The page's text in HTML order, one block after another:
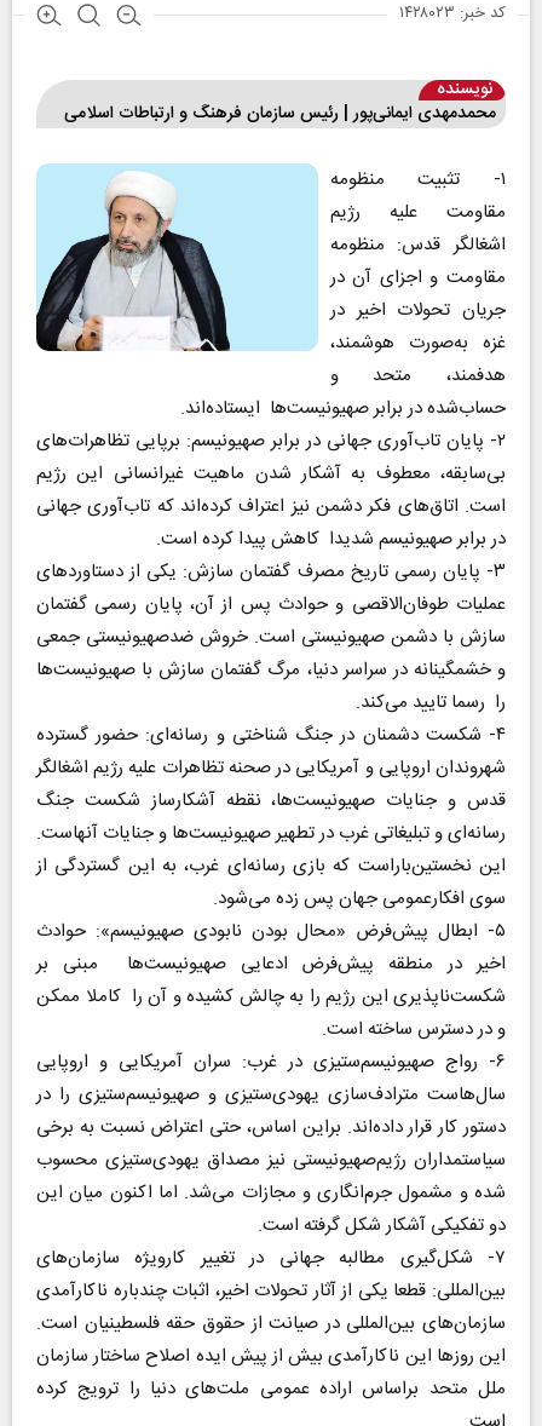
کد خبر: ۱۴۲۸۰۲۳
نویسنده
محمد‌مهدی ایمانی‌پور | رئیس سازمان فرهنگ و ارتباطات اسلامی
۱- تثبیت منظومه
مقاومت علیه رژیم
اشغالگر قدس‌: منظومه
مقاومت و اجزای آن در
جریان تحولات اخیر در
غزه به‌صورت هوشمند،
هدفمند، متحد و
حساب‌شده در برابر صهیونیست‌ها ایستاده‌اند.
۲- پایان تاب‌آوری جهانی در برابر صهیونیسم: برپایی تظاهرات‌های
بی‌سابقه، معطوف به آشکار شدن ماهیت غیرانسانی این رژیم
است. اتاق‌های فکر دشمن نیز اعتراف کرده‌اند که تاب‌آوری جهانی
در برابر صهیونیسم شدیدا کاهش پیدا کرده است.
۳- پایان رسمی تاریخ مصرف گفتمان سازش: یکی از دستاوردهای
عملیات طوفان‌الاقصی و حوادث پس از آن، پایان رسمی گفتمان
سازش با دشمن صهیونیستی است. خروش ضدصهیونیستی جمعی
و خشمگینانه در سراسر دنیا، مرگ گفتمان سازش با صهیونیست‌ها
را رسما تایید می‌کند.
۴- شکست دشمنان در جنگ شناختی و رسانه‌ای‌: حضور گسترده
شهروندان اروپایی و آمریکایی در صحنه تظاهرات علیه رژیم اشغالگر
قدس و جنایات صهیونیست‌ها، نقطه آشکارساز شکست جنگ
رسانه‌ای و تبلیغاتی غرب در تطهیر صهیونیست‌ها و جنایات آنهاست.
این نخستین‌باراست که بازی رسانه‌ای غرب، به این گستردگی از
سوی افکارعمومی جهان پس زده می‌شود.
۵- ابطال پیش‌فرض «محال بودن نابودی صهیونیسم»‌: حوادث
اخیر در منطقه پیش‌فرض ادعایی صهیونیست‌ها مبنی بر
شکست‌ناپذیری این رژیم را به چالش کشیده و آن را کاملا ممکن
و در دسترس ساخته است.
۶- رواج صهیونیسم‌ستیزی در غرب: سران آمریکایی و اروپایی
سال‌هاست مترادف‌سازی یهودی‌ستیزی و صهیونیسم‌ستیزی را در
دستور کار قرار داده‌اند. براین اساس، حتی اعتراض نسبت به برخی
سیاستمداران رژیم‌صهیونیستی نیز مصداق یهودی‌ستیزی محسوب
شده و مشمول جرم‌انگاری و مجازات می‌شد. اما اکنون میان این
دو تفکیکی آشکار شکل گرفته است.
۷- شکل‌گیری مطالبه جهانی در تغییر کارویژه سازمان‌های
بین‌المللی: قطعا یکی از آثار تحولات اخیر، اثبات چندباره ناکارآمدی
سازمان‌های بین‌المللی در صیانت از حقوق حقه فلسطینیان است.
این روزها این ناکارآمدی بیش از پیش ایده اصلاح ساختار سازمان
ملل متحد براساس اراده عمومی ملت‌های دنیا را ترویج کرده